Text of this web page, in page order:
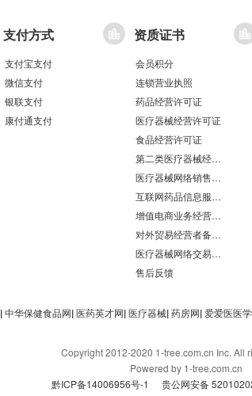
支付方式
支付宝支付
微信支付
银联支付
康付通支付
资质证书
会员积分
连锁营业执照
药品经营许可证
医疗器械经营许可证
食品经营许可证
第二类医疗器械经营备案凭证
医疗器械网络销售备案
互联网药品信息服务资格证书
增值电商业务经营许可证
对外贸易经营者备案登记表/海关报关单位注册登记证书
医疗器械网络交易服务第三方平台备案凭证
售后反馈
| 中华保健食品网| 医药英才网| 医疗器械| 药房网| 爱爱医医
Copyright 2012-2020 1-tree.com.cn Inc. All
Powered by 1-tree.com.cn
黔ICP备14006956号-1
贵公网安备